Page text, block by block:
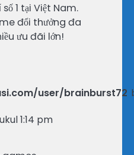
1 tại Việt Nam.
đổi thưởng đa
ưu đãi lớn!
user/brainburst72
1:14 pm